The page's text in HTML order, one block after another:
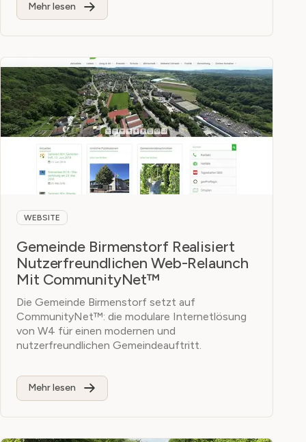
Mehr lesen
WEBSITE
Gemeinde Birmenstorf Realisiert
Nutzerfreundlichen Web-Relaunch
Mit CommunityNet™
Die Gemeinde Birmenstorf setzt auf
CommunityNet™: die modulare Internetlösung
von W4 für einen modernen und
nutzerfreundlichen Gemeindeauftritt.
Mehr lesen